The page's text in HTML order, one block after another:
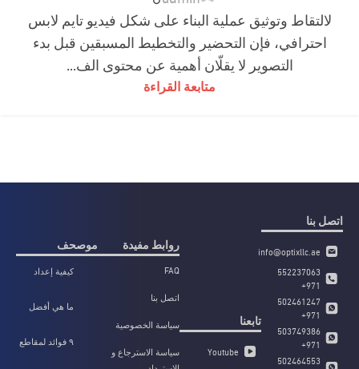
لالتقاط وتوثيق عملية البناء على شكل فيديو تايم لابس
احترافي، فإن التحضير والتخطيط المسبقين قبل بدء
التصوير لا يقلّان أهمية عن محتوى الف...
متابعة القراءة
اتصل بنا
info@optixllc.ae
552237063
971+
502461247
971+
503749386
971+
502464553
تابعنا
Youtube
روابط مفيدة
FAQ
اتصل بنا
سياسة الخصوصية
سياسة الاسترجاع و
موصحف
كيفية إعداد
التايم لابس
لمشروعك في
المدنية؟
ما هي أفضل
البناء؟
٩ فوائد لمقاطع